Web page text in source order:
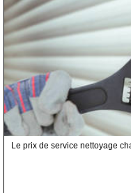
Le prix de service nettoyage